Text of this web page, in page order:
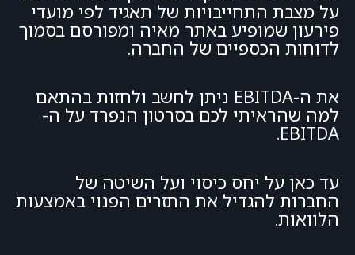
על מצבת התחייבויות של תאגיד לפי מועדי
פירעון שמופיע באתר מאיה ומפורסם בסמוך
לדוחות הכספיים של החברה.
את ה-EBITDA ניתן לחשב ולחזות בהתאם
למה שהראיתי לכם בסרטון הנפרד על ה-
EBITDA.
עד כאן על יחס כיסוי ועל השיטה של
החברות להגדיל את התזרים הפנוי באמצעות
הלוואות.